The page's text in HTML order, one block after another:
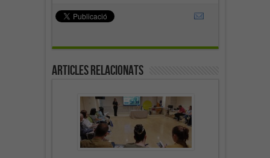
Articles Relacionats